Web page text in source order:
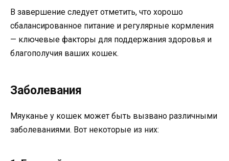
В завершение следует отметить, что хорошо
сбалансированное питание и регулярные кормления
— ключевые факторы для поддержания здоровья и
благополучия ваших кошек.
Заболевания
Мяуканье у кошек может быть вызвано различными
заболеваниями. Вот некоторые из них: